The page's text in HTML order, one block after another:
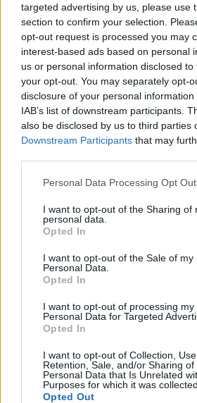
targeted advertising by us, please use
section to confirm your selection.
opt-out request is processed you may
interest-based ads based on personal
us or personal information disclosed
your opt-out. You may separately opt-
disclosure of your personal
IAB’s list of downstream participants.
also be disclosed by us to third parties
Downstream Participants that may
Personal Data Processing Opt
I want to opt-out of the Sharing of
personal data.
Opted In
I want to opt-out of the Sale of my
Personal Data.
Opted In
I want to opt-out of processing my
Personal Data for Targeted
Opted In
I want to opt-out of Collection, Use,
Retention, Sale, and/or Sharing of
Personal Data that Is Unrelated
Purposes for which it was collected.
Opted Out